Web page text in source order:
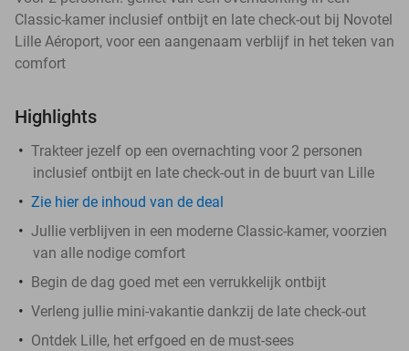
Classic-kamer inclusief ontbijt en late check-out bij Novotel
Lille Aéroport, voor een aangenaam verblijf in het teken van
comfort
Highlights
Trakteer jezelf op een overnachting voor 2 personen
inclusief ontbijt en late check-out in de buurt van Lille
Zie hier de inhoud van de deal
Jullie verblijven in een moderne Classic-kamer, voorzien
van alle nodige comfort
Begin de dag goed met een verrukkelijk ontbijt
Verleng jullie mini-vakantie dankzij de late check-out
Ontdek Lille, het erfgoed en de must-sees